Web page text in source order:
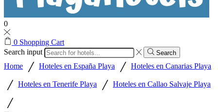
0
0 Shopping Cart
Search input
Search
Home / Hoteles en España Playa / Hoteles en Canarias Playa
/ Hoteles en Tenerife Playa / Hoteles en Callao Salvaje Playa
/